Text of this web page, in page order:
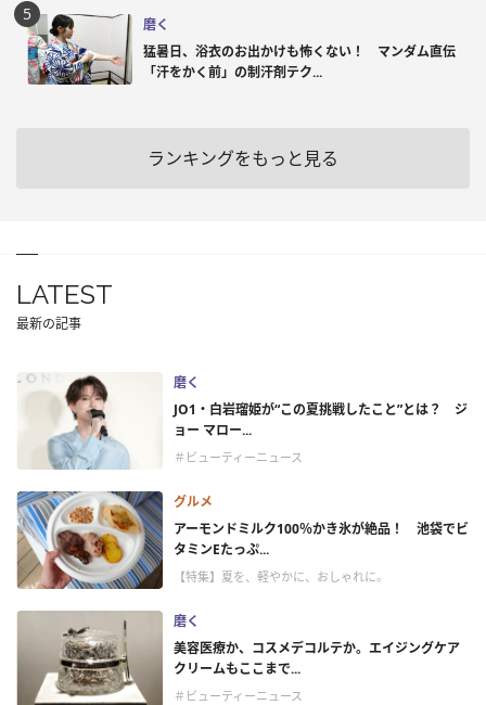
磨く
猛暑日、浴衣のお出かけも怖くない！ マンダム直伝
「汗をかく前」の制汗剤テク...
ランキングをもっと見る
LATEST
最新の記事
磨く
JO1・白岩瑠姫が“この夏挑戦したこと”とは？ ジ
ョー マロー...
＃ビューティーニュース
グルメ
アーモンドミルク100％かき氷が絶品！ 池袋でビ
タミンEたっぷ...
【特集】夏を、軽やかに、おしゃれに。
磨く
美容医療か、コスメデコルテか。エイジングケア
クリームもここまで...
＃ビューティーニュース